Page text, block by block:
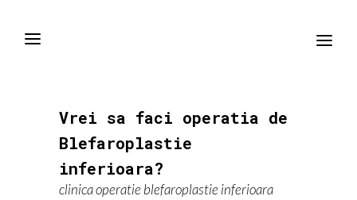
Vrei sa faci operatia de
Blefaroplastie
inferioara?
clinica operatie blefaroplastie inferioara